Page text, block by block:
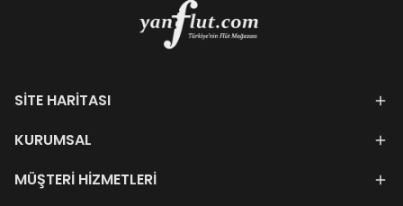
SİTE HARİTASI
KURUMSAL
MÜŞTERİ HİZMETLERİ